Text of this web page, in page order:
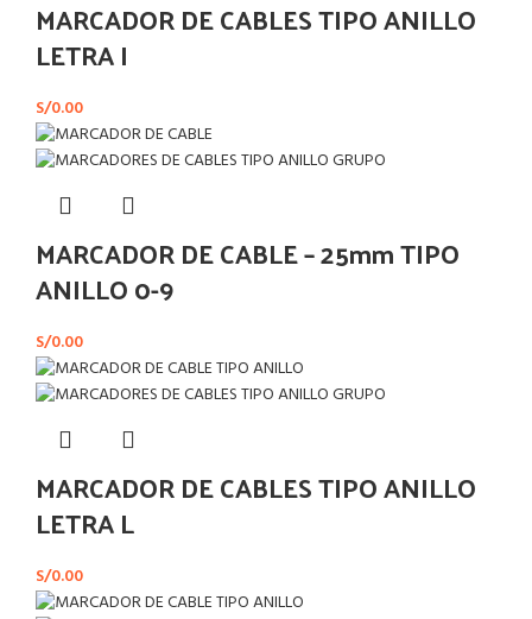
MARCADOR DE CABLES TIPO ANILLO
LETRA I
S/0.00
MARCADOR DE CABLE – 25mm TIPO
ANILLO 0-9
S/0.00
MARCADOR DE CABLES TIPO ANILLO
LETRA L
S/0.00